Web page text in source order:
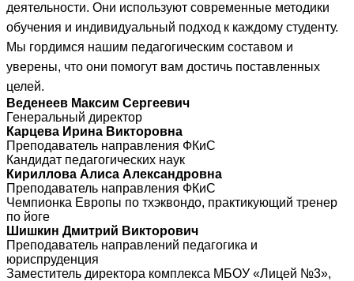
деятельности. Они используют современные методики
обучения и индивидуальный подход к каждому студенту.
Мы гордимся нашим педагогическим составом и
уверены, что они помогут вам достичь поставленных
целей.
Веденеев Максим Сергеевич
Генеральный директор
Карцева Ирина Викторовна
Преподаватель направления ФКиС
Кандидат педагогических наук
Кириллова Алиса Александровна
Преподаватель направления ФКиС
Чемпионка Европы по тхэквондо, практикующий тренер
по йоге
Шишкин Дмитрий Викторович
Преподаватель направлений педагогика и
юриспруденция
Заместитель директора комплекса МБОУ «Лицей №3»,